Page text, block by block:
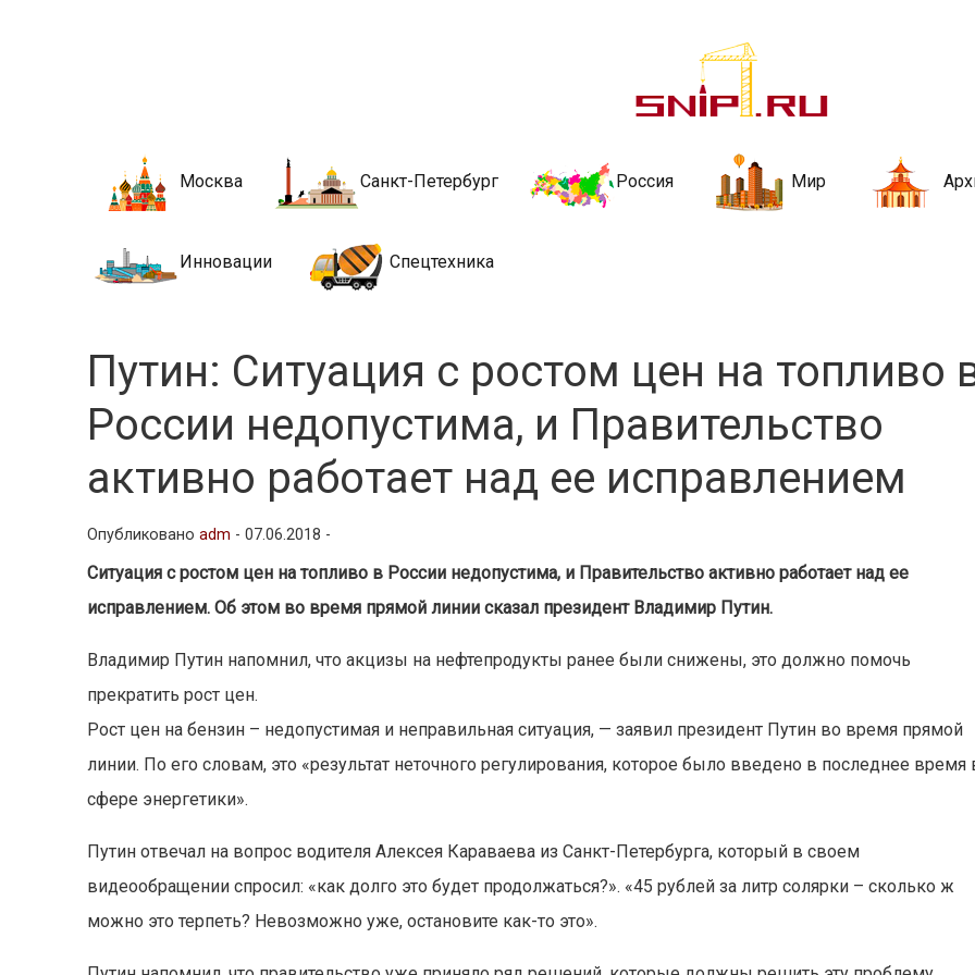
Новости строительства и
стройкой рубрики
Москва Санкт-Петербург Россия Мир
Инновации Спецтехника
Путин: Ситуация с ростом цен на топливо
России недопустима, и Правительство
активно работает над ее исправлением
Опубликованоadm -07.06.2018 -
Ситуация с ростом цен на топливо в России недопустима, и Правительство активно работает над ее
исправлением. Об этом во время прямой линии сказал президент Владимир Путин.
Владимир Путин напомнил, что акцизы на нефтепродукты ранее были снижены, это должно помочь
прекратить рост цен.
Рост цен на бензин – недопустимая и неправильная ситуация, — заявил президент Путин во время прямой
линии. По его словам, это «результат неточного регулирования, которое было введено в последнее время
сфере энергетики».
Путин отвечал на вопрос водителя Алексея Караваева из Санкт-Петербурга, который в своем
видеообращении спросил: «как долго это будет продолжаться?». «45 рублей за литр солярки – сколько ж
можно это терпеть? Невозможно уже, остановите как-то это».